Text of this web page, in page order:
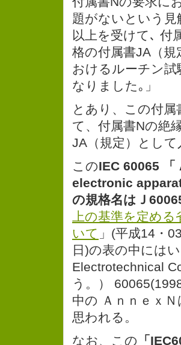
題がないという
以上を受けて､ 付
格の付属書JA（
おけるルーチン試
なりました｡」
とあり、この付
て、付属書Nの絶
JA（規定）とし
このIEC 60065
electronic
の規格名はＪ
上の基準を定め
いて 」(平成14・
日)の表の中には
Electrotechnical
う。）
中の Ａｎｎｅｘ
思われる。
なお、この 「